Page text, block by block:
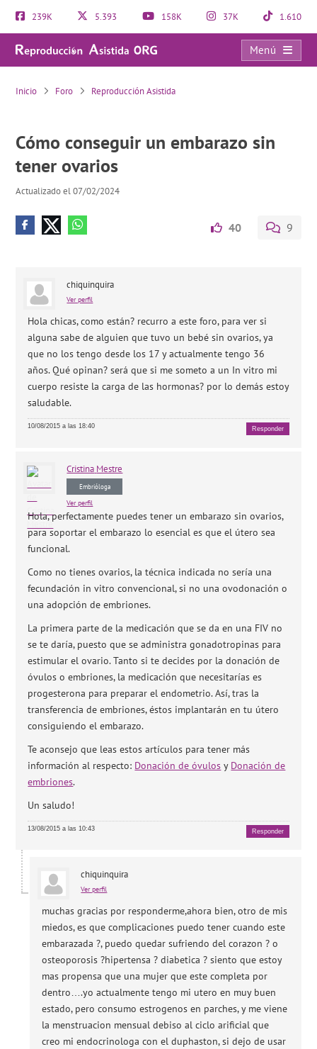
239K 5.393 158K 37K 1.610
Menú
Cómo conseguir un embarazo sin tener ovarios
Inicio Foro Reproducción Asistida
Cómo conseguir un embarazo sin
tener ovarios
Actualizado el 07/02/2024
40 9
chiquinquira
Ver perfil
Hola chicas, como están? recurro a este foro, para ver si
alguna sabe de alguien que tuvo un bebé sin ovarios, ya
que no los tengo desde los 17 y actualmente tengo 36
años. Qué opinan? será que si me someto a un In vitro mi
cuerpo resiste la carga de las hormonas? por lo demás estoy
saludable.
10/08/2015 a las 18:40 Responder
Cristina Mestre
Embrióloga
Ver perfil
Hola, perfectamente puedes tener un embarazo sin ovarios,
para soportar el embarazo lo esencial es que el útero sea
funcional.
Como no tienes ovarios, la técnica indicada no sería una
fecundación in vitro convencional, si no una ovodonación o
una adopción de embriones.
La primera parte de la medicación que se da en una FIV no
se te daría, puesto que se administra gonadotropinas para
estimular el ovario. Tanto si te decides por la donación de
óvulos o embriones, la medicación que necesitarías es
progesterona para preparar el endometrio. Así, tras la
transferencia de embriones, éstos implantarán en tu útero
consiguiendo el embarazo.
Te aconsejo que leas estos artículos para tener más
información al respecto: Donación de óvulos y Donación de
embriones.
Un saludo!
13/08/2015 a las 10:43 Responder
chiquinquira
Ver perfil
muchas gracias por responderme,ahora bien, otro de mis
miedos, es que complicaciones puedo tener cuando este
embarazada ?, puedo quedar sufriendo del corazon ? o
osteoporosis ?hipertensa ? diabetica ? siento que estoy
mas propensa que una mujer que este completa por
dentro….yo actualmente tengo mi utero en muy buen
estado, pero consumo estrogenos en parches, y me viene
la menstruacion mensual debiso al ciclo arificial que
creo mi endocrinologa con el duphaston, si dejo de usar